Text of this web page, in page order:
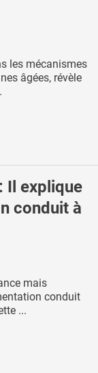
les mécanismes
âgées, révèle
Il explique
conduit à
mais
conduit
...